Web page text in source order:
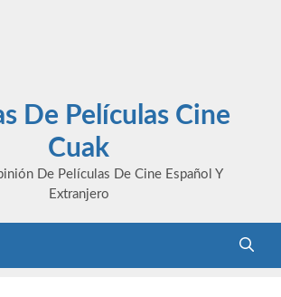
De Películas Cine
Cuak
De Películas De Cine Español Y
Extranjero